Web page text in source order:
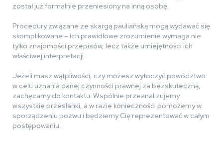
został już formalnie przeniesiony na inną osobę.
Procedury związane ze skargą pauliańską mogą wydawać się
skomplikowane – ich prawidłowe zrozumienie wymaga nie
tylko znajomości przepisów, lecz także umiejętności ich
właściwej interpretacji.
Jeżeli masz wątpliwości, czy możesz wytoczyć powództwo
w celu uznania danej czynności prawnej za bezskuteczną,
zachęcamy do kontaktu. Wspólnie przeanalizujemy
wszystkie przesłanki, a w razie konieczności pomożemy w
sporządzeniu pozwu i będziemy Cię reprezentować w całym
postępowaniu.